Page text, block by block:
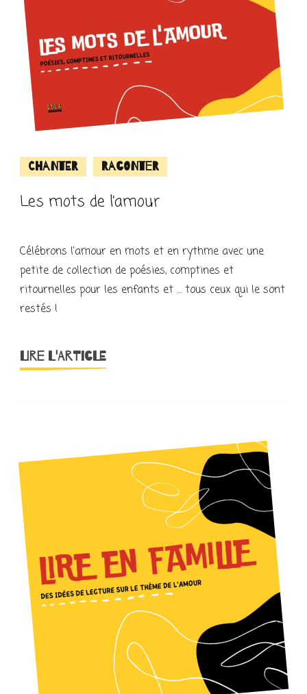
Chanter Raconter
Les mots de l’amour
Célébrons l’amour en mots et en rythme avec une
petite de collection de poésies, comptines et
ritournelles pour les enfants et … tous ceux qui le sont
restés !
LIRE L'ARTICLE